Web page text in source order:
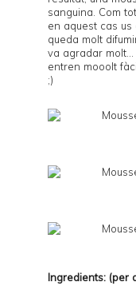
sanguina. Com
en aquest cas
queda molt
va agradar
entren mooolt
;)
Ingredients: (per